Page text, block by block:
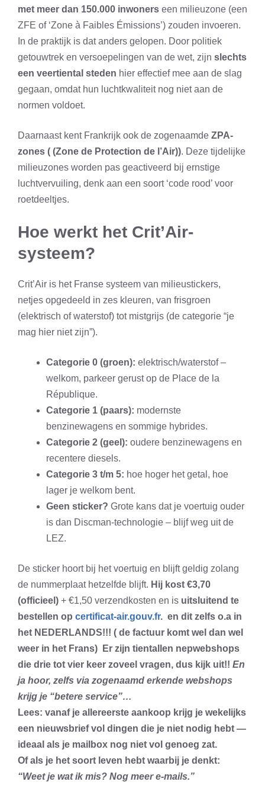
met meer dan 150.000 inwoners een milieuzone (een
ZFE of ‘Zone à Faibles Émissions’) zouden invoeren.
In de praktijk is dat anders gelopen. Door politiek
getouwtrek en versoepelingen van de wet, zijn slechts
een veertiental steden hier effectief mee aan de slag
gegaan, omdat hun luchtkwaliteit nog niet aan de
normen voldoet.
Daarnaast kent Frankrijk ook de zogenaamde ZPA-
zones ( (Zone de Protection de l’Air)). Deze tijdelijke
milieuzones worden pas geactiveerd bij ernstige
luchtvervuiling, denk aan een soort ‘code rood’ voor
roetdeeltjes.
Hoe werkt het Crit’Air-
systeem?
Crit’Air is het Franse systeem van milieustickers,
netjes opgedeeld in zes kleuren, van frisgroen
(elektrisch of waterstof) tot mistgrijs (de categorie “je
mag hier niet zijn”).
Categorie 0 (groen): elektrisch/waterstof –
welkom, parkeer gerust op de Place de la
République.
Categorie 1 (paars): modernste
benzinewagens en sommige hybrides.
Categorie 2 (geel): oudere benzinewagens en
recentere diesels.
Categorie 3 t/m 5: hoe hoger het getal, hoe
lager je welkom bent.
Geen sticker? Grote kans dat je voertuig ouder
is dan Discman-technologie – blijf weg uit de
LEZ.
De sticker hoort bij het voertuig en blijft geldig zolang
de nummerplaat hetzelfde blijft. Hij kost €3,70
(officieel) + €1,50 verzendkosten en is uitsluitend te
bestellen op certificat-air.gouv.fr. en dit zelfs o.a in
het NEDERLANDS!!! ( de factuur komt wel dan wel
weer in het Frans) Er zijn tientallen nepwebshops
die drie tot vier keer zoveel vragen, dus kijk uit!! En
ja hoor, zelfs via zogenaamd erkende webshops
krijg je “betere service”…
Lees: vanaf je allereerste aankoop krijg je wekelijks
een nieuwsbrief vol dingen die je niet nodig hebt —
ideaal als je mailbox nog niet vol genoeg zat.
Of als je het soort leven hebt waarbij je denkt:
“Weet je wat ik mis? Nog meer e-mails.”